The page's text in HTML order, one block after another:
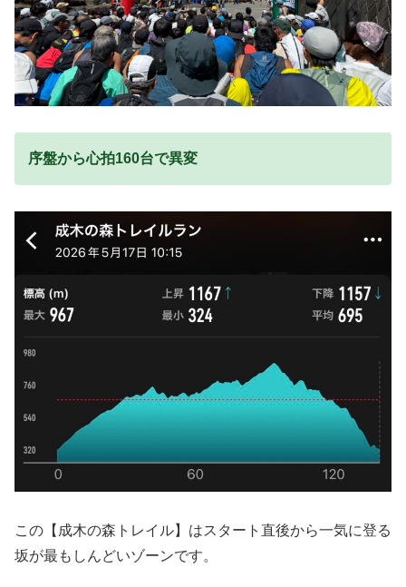
序盤から心拍160台で異変
この【成木の森トレイル】はスタート直後から一気に登る
坂が最もしんどいゾーンです。